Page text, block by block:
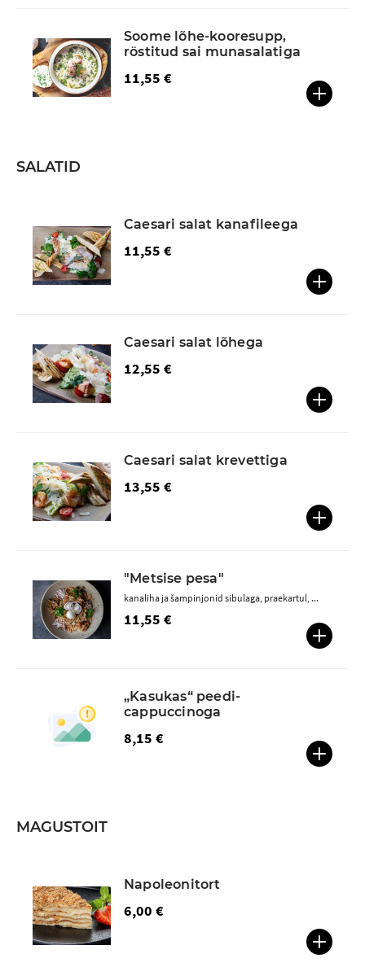
Soome lõhe-kooresupp,
röstitud sai munasalatiga
11,55 €
SALATID
Caesari salat kanafileega
11,55 €
Caesari salat lõhega
12,55 €
Caesari salat krevettiga
13,55 €
"Metsise pesa"
11,55 €
kanaliha ja šampinjonid sibulaga, praekartul, ...
„Kasukas“ peedi-
cappuccinoga
8,15 €
MAGUSTOIT
Napoleonitort
6,00 €